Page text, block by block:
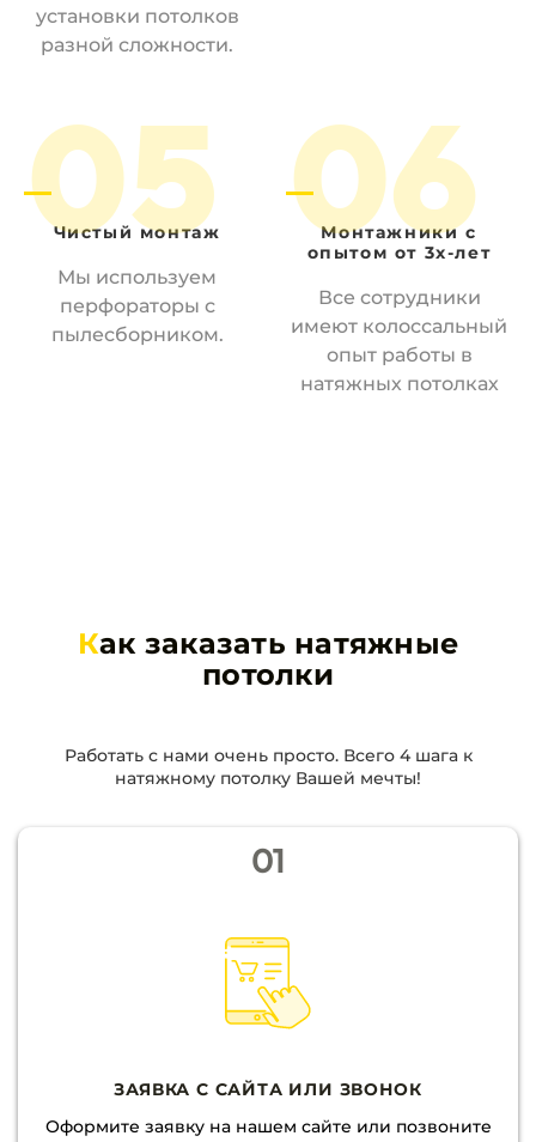
установки потолков
разной сложности.
05
Чистый монтаж
Мы используем
перфораторы с
пылесборником.
06
Монтажники с
опытом от 3х-лет
Все сотрудники
имеют колоссальный
опыт работы в
натяжных потолках
Как заказать натяжные
потолки
Работать с нами очень просто. Всего 4 шага к
натяжному потолку Вашей мечты!
01
ЗАЯВКА С САЙТА ИЛИ ЗВОНОК
Оформите заявку на нашем сайте или позвоните